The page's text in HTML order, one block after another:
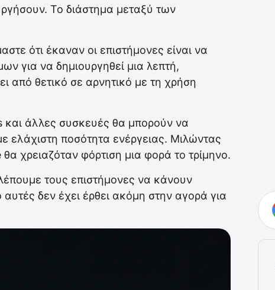
Το διάστημα μεταξύ των
ότι έκαναν οι επιστήμονες είναι να
για να δημιουργηθεί μια λεπτή,
από θετικό σε αρνητικό με τη χρήση
άλλες συσκευές θα μπορούν να
ελάχιστη ποσότητα ενέργειας. Μιλώντας
χρειαζόταν φόρτιση μια φορά το τρίμηνο.
τους επιστήμονες να κάνουν
δεν έχει έρθει ακόμη στην αγορά για